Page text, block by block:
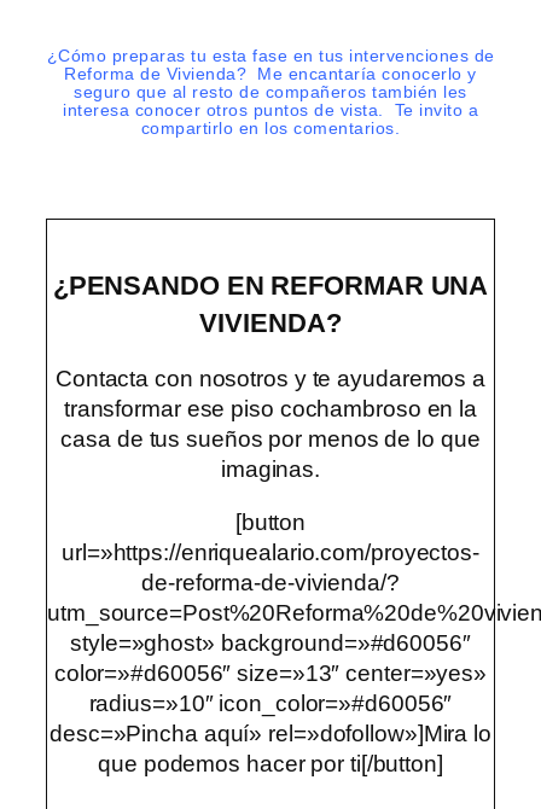
¿Cómo preparas tu esta fase en tus intervenciones de
Reforma de Vivienda? Me encantaría conocerlo y
seguro que al resto de compañeros también les
interesa conocer otros puntos de vista. Te invito a
compartirlo en los comentarios.
¿PENSANDO EN REFORMAR UNA
VIVIENDA?
Contacta con nosotros y te ayudaremos a
transformar ese piso cochambroso en la
casa de tus sueños por menos de lo que
imaginas.
[button
url=»https://enriquealario.com/proyectos-
de-reforma-de-vivienda/?
style=»ghost» background=»#d60056″
color=»#d60056″ size=»13″ center=»yes»
radius=»10″ icon_color=»#d60056″
desc=»Pincha aquí» rel=»dofollow»]Mira lo
que podemos hacer por ti[/button]